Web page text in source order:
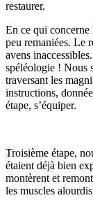
restaurer.
En ce qui concerne
peu remaniées. Le
avens
spéléologie ! Nous
traversant les
instructions,
étape, s’équiper.
Troisième étape,
étaient déjà bien
montèrent et
les muscles